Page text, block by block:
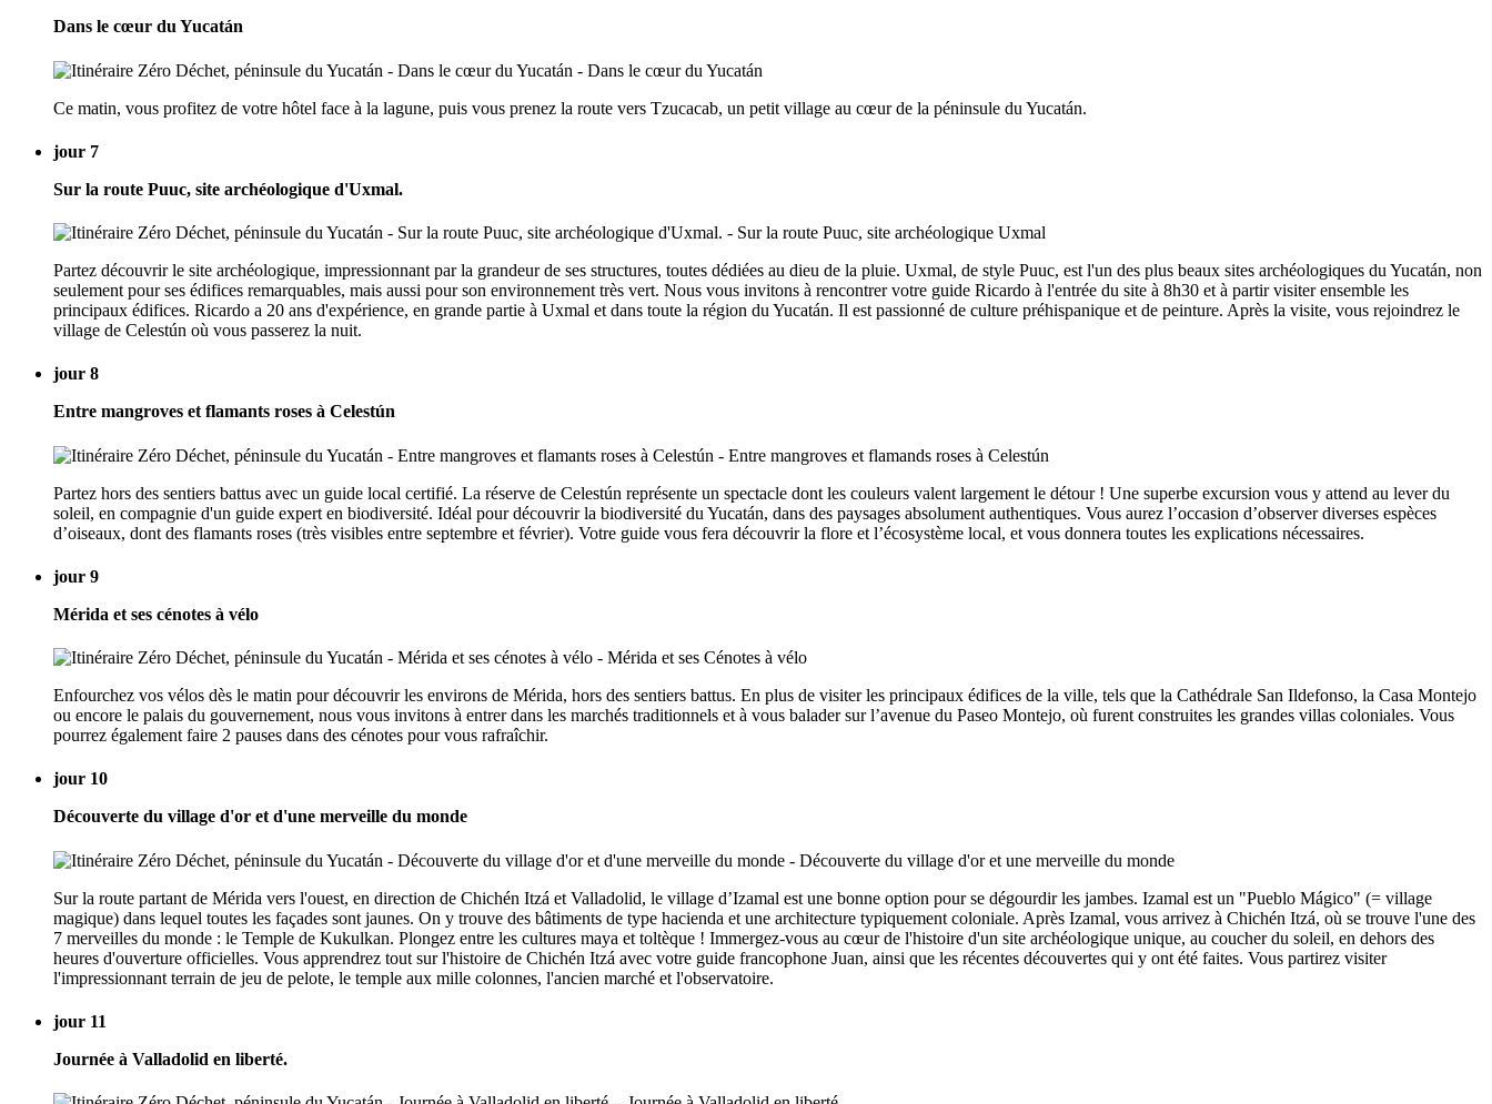
Dans le cœur du Yucatán
Ce matin, vous profitez de votre hôtel face à la lagune, puis vous prenez la route vers Tzucacab, un petit village au cœur de la péninsule du Yucatán.
jour 7
Sur la route Puuc, site archéologique d'Uxmal.
Partez découvrir le site archéologique, impressionnant par la grandeur de ses structures, toutes dédiées au dieu de la pluie. Uxmal, de style Puuc, est l'un des plus beaux sites archéologiques du Yucatán, non
seulement pour ses édifices remarquables, mais aussi pour son environnement très vert. Nous vous invitons à rencontrer votre guide Ricardo à l'entrée du site à 8h30 et à partir visiter ensemble les
principaux édifices. Ricardo a 20 ans d'expérience, en grande partie à Uxmal et dans toute la région du Yucatán. Il est passionné de culture préhispanique et de peinture. Après la visite, vous rejoindrez le
village de Celestún où vous passerez la nuit.
jour 8
Entre mangroves et flamants roses à Celestún
Partez hors des sentiers battus avec un guide local certifié. La réserve de Celestún représente un spectacle dont les couleurs valent largement le détour ! Une superbe excursion vous y attend au lever du
soleil, en compagnie d'un guide expert en biodiversité. Idéal pour découvrir la biodiversité du Yucatán, dans des paysages absolument authentiques. Vous aurez l’occasion d’observer diverses espèces
d’oiseaux, dont des flamants roses (très visibles entre septembre et février). Votre guide vous fera découvrir la flore et l’écosystème local, et vous donnera toutes les explications nécessaires.
jour 9
Mérida et ses cénotes à vélo
Enfourchez vos vélos dès le matin pour découvrir les environs de Mérida, hors des sentiers battus. En plus de visiter les principaux édifices de la ville, tels que la Cathédrale San Ildefonso, la Casa Montejo
ou encore le palais du gouvernement, nous vous invitons à entrer dans les marchés traditionnels et à vous balader sur l’avenue du Paseo Montejo, où furent construites les grandes villas coloniales. Vous
pourrez également faire 2 pauses dans des cénotes pour vous rafraîchir.
jour 10
Découverte du village d'or et d'une merveille du monde
Sur la route partant de Mérida vers l'ouest, en direction de Chichén Itzá et Valladolid, le village d’Izamal est une bonne option pour se dégourdir les jambes. Izamal est un "Pueblo Mágico" (= village
magique) dans lequel toutes les façades sont jaunes. On y trouve des bâtiments de type hacienda et une architecture typiquement coloniale. Après Izamal, vous arrivez à Chichén Itzá, où se trouve l'une des
7 merveilles du monde : le Temple de Kukulkan. Plongez entre les cultures maya et toltèque ! Immergez-vous au cœur de l'histoire d'un site archéologique unique, au coucher du soleil, en dehors des
heures d'ouverture officielles. Vous apprendrez tout sur l'histoire de Chichén Itzá avec votre guide francophone Juan, ainsi que les récentes découvertes qui y ont été faites. Vous partirez visiter
l'impressionnant terrain de jeu de pelote, le temple aux mille colonnes, l'ancien marché et l'observatoire.
jour 11
Journée à Valladolid en liberté.